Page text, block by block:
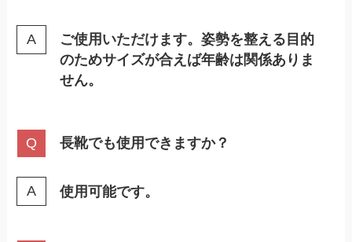
ご使用いただけます。姿勢を整える目的
のためサイズが合えば年齢は関係ありま
せん。
長靴でも使用できますか？
使用可能です。